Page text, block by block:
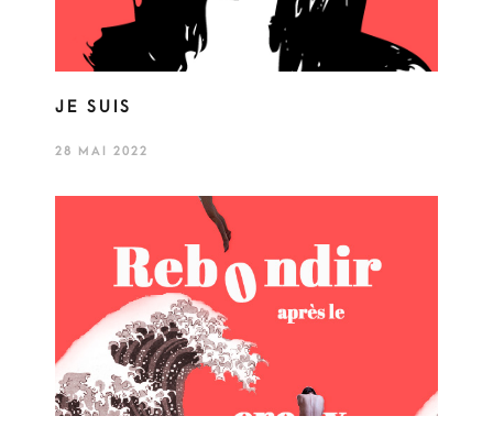
JE SUIS
28 MAI 2022